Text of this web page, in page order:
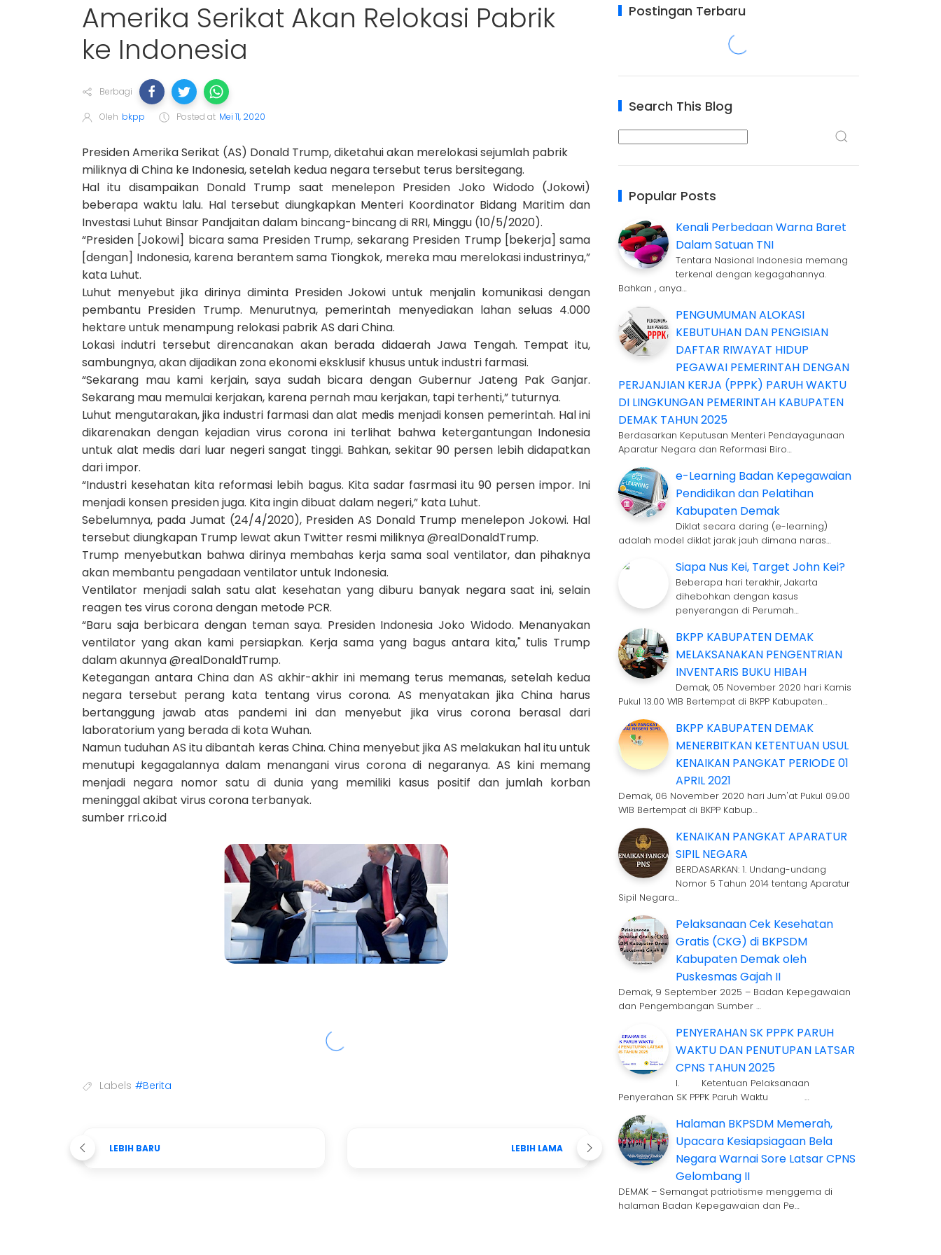
Amerika Serikat Akan Relokasi Pabrik
ke Indonesia
Berbagi
Oleh bkpp Posted at Mei 11, 2020
Presiden Amerika Serikat (AS) Donald Trump, diketahui akan merelokasi sejumlah pabrik
miliknya di China ke Indonesia, setelah kedua negara tersebut terus bersitegang.
Hal itu disampaikan Donald Trump saat menelepon Presiden Joko Widodo (Jokowi)
beberapa waktu lalu. Hal tersebut diungkapkan Menteri Koordinator Bidang Maritim dan
Investasi Luhut Binsar Pandjaitan dalam bincang-bincang di RRI, Minggu (10/5/2020).
“Presiden [Jokowi] bicara sama Presiden Trump, sekarang Presiden Trump [bekerja] sama
[dengan] Indonesia, karena berantem sama Tiongkok, mereka mau merelokasi industrinya,”
kata Luhut.
Luhut menyebut jika dirinya diminta Presiden Jokowi untuk menjalin komunikasi dengan
pembantu Presiden Trump. Menurutnya, pemerintah menyediakan lahan seluas 4.000
hektare untuk menampung relokasi pabrik AS dari China.
Lokasi indutri tersebut direncanakan akan berada didaerah Jawa Tengah. Tempat itu,
sambungnya, akan dijadikan zona ekonomi eksklusif khusus untuk industri farmasi.
“Sekarang mau kami kerjain, saya sudah bicara dengan Gubernur Jateng Pak Ganjar.
Sekarang mau memulai kerjakan, karena pernah mau kerjakan, tapi terhenti,” tuturnya.
Luhut mengutarakan, jika industri farmasi dan alat medis menjadi konsen pemerintah. Hal ini
dikarenakan dengan kejadian virus corona ini terlihat bahwa ketergantungan Indonesia
untuk alat medis dari luar negeri sangat tinggi. Bahkan, sekitar 90 persen lebih didapatkan
dari impor.
“Industri kesehatan kita reformasi lebih bagus. Kita sadar fasrmasi itu 90 persen impor. Ini
menjadi konsen presiden juga. Kita ingin dibuat dalam negeri,” kata Luhut.
Sebelumnya, pada Jumat (24/4/2020), Presiden AS Donald Trump menelepon Jokowi. Hal
tersebut diungkapan Trump lewat akun Twitter resmi miliknya @realDonaldTrump.
Trump menyebutkan bahwa dirinya membahas kerja sama soal ventilator, dan pihaknya
akan membantu pengadaan ventilator untuk Indonesia.
Ventilator menjadi salah satu alat kesehatan yang diburu banyak negara saat ini, selain
reagen tes virus corona dengan metode PCR.
“Baru saja berbicara dengan teman saya. Presiden Indonesia Joko Widodo. Menanyakan
ventilator yang akan kami persiapkan. Kerja sama yang bagus antara kita," tulis Trump
dalam akunnya @realDonaldTrump.
Ketegangan antara China dan AS akhir-akhir ini memang terus memanas, setelah kedua
negara tersebut perang kata tentang virus corona. AS menyatakan jika China harus
bertanggung jawab atas pandemi ini dan menyebut jika virus corona berasal dari
laboratorium yang berada di kota Wuhan.
Namun tuduhan AS itu dibantah keras China. China menyebut jika AS melakukan hal itu untuk
menutupi kegagalannya dalam menangani virus corona di negaranya. AS kini memang
menjadi negara nomor satu di dunia yang memiliki kasus positif dan jumlah korban
meninggal akibat virus corona terbanyak.
sumber rri.co.id
Labels #Berita
LEBIH BARU LEBIH LAMA
Postingan Terbaru
Search This Blog
Popular Posts
Kenali Perbedaan Warna Baret
Dalam Satuan TNI
Tentara Nasional Indonesia memang
terkenal dengan kegagahannya.
Bahkan , anya…
PENGUMUMAN ALOKASI
KEBUTUHAN DAN PENGISIAN
DAFTAR RIWAYAT HIDUP
PEGAWAI PEMERINTAH DENGAN
PERJANJIAN KERJA (PPPK) PARUH WAKTU
DI LINGKUNGAN PEMERINTAH KABUPATEN
DEMAK TAHUN 2025
Berdasarkan Keputusan Menteri Pendayagunaan
Aparatur Negara dan Reformasi Biro…
e-Learning Badan Kepegawaian
Pendidikan dan Pelatihan
Kabupaten Demak
Diklat secara daring (e-learning)
adalah model diklat jarak jauh dimana naras…
Siapa Nus Kei, Target John Kei?
Beberapa hari terakhir, Jakarta
dihebohkan dengan kasus
penyerangan di Perumah…
BKPP KABUPATEN DEMAK
MELAKSANAKAN PENGENTRIAN
INVENTARIS BUKU HIBAH
Demak, 05 November 2020 hari Kamis
Pukul 13.00 WIB Bertempat di BKPP Kabupaten…
BKPP KABUPATEN DEMAK
MENERBITKAN KETENTUAN USUL
KENAIKAN PANGKAT PERIODE 01
APRIL 2021
Demak, 06 November 2020 hari Jum'at Pukul 09.00
WIB Bertempat di BKPP Kabup…
KENAIKAN PANGKAT APARATUR
SIPIL NEGARA
BERDASARKAN: 1. Undang-undang
Nomor 5 Tahun 2014 tentang Aparatur
Sipil Negara…
Pelaksanaan Cek Kesehatan
Gratis (CKG) di BKPSDM
Kabupaten Demak oleh
Puskesmas Gajah II
Demak, 9 September 2025 – Badan Kepegawaian
dan Pengembangan Sumber …
PENYERAHAN SK PPPK PARUH
WAKTU DAN PENUTUPAN LATSAR
CPNS TAHUN 2025
I. Ketentuan Pelaksanaan
Penyerahan SK PPPK Paruh Waktu …
Halaman BKPSDM Memerah,
Upacara Kesiapsiagaan Bela
Negara Warnai Sore Latsar CPNS
Gelombang II
DEMAK – Semangat patriotisme menggema di
halaman Badan Kepegawaian dan Pe…